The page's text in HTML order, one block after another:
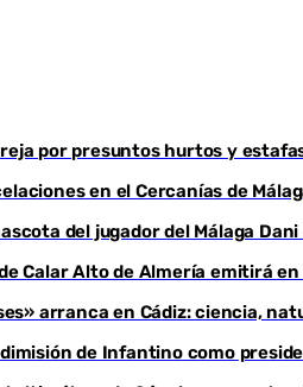
por presuntos hurtos y
en el Cercanías de
del jugador del Málaga
Calar Alto de Almería emitirá
arranca en Cádiz: ciencia,
dimisión de Infantino como